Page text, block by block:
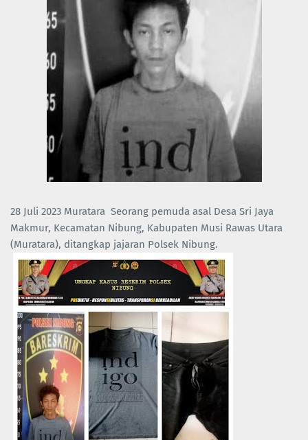
28 Juli 2023 Muratara Seorang pemuda asal Desa Sri Jaya
Makmur, Kecamatan Nibung, Kabupaten Musi Rawas Utara
(Muratara), ditangkap jajaran Polsek Nibung.